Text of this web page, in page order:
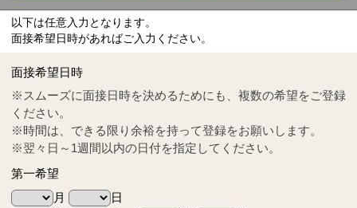
Tel
0570-55-0314
以下は任意入力となります。
面接希望日時があればご入力ください。
面接希望日時
※スムーズに面接日時を決めるためにも、複数の希望をご登録
ください。
※時間は、できる限り余裕を持って登録をお願いします。
※翌々日～1週間以内の日付を指定してください。
第一希望
月
日